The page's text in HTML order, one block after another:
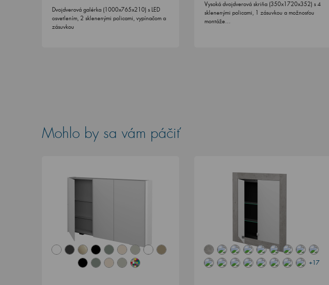
Dvojdverová galérka (1000x765x210) s LED
osvetlením, 2 sklenenými policami, vypínačom a
zásuvkou
Vysoká dvojdverová skriňa (350x1720x352) s 4
sklenenými policami, 1 zásuvkou a možnosťou
montáže…
Mohlo by sa vám páčiť
+17